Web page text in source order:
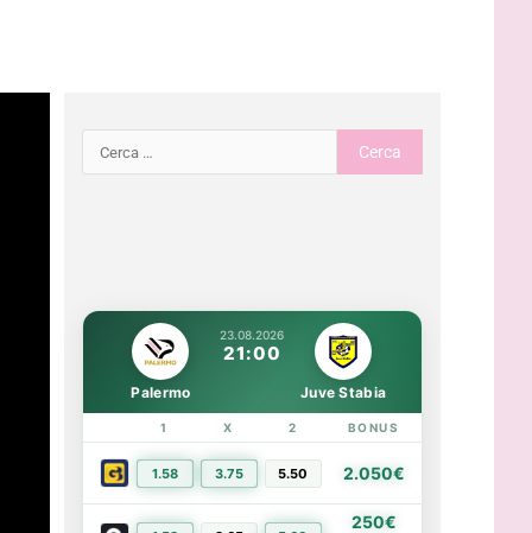
23.08.2026
21:00
Palermo Juve Stabia
1 X 2 BONUS
1.58 3.75 5.50 2.050€
250€